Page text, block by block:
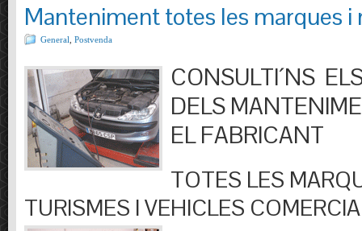
Manteniment totes les marques i
General Postvenda
CONSULTI´NS
DELS
EL FABRICANT
TOTES LES
TURISMES I VEHICLES